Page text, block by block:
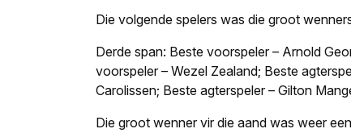
Die volgende spelers was die groot
Derde span: Beste voorspeler – Arnold
voorspeler – Wezel Zealand; Beste
Carolissen; Beste agterspeler – Gilton
Die groot wenner vir die aand was weer